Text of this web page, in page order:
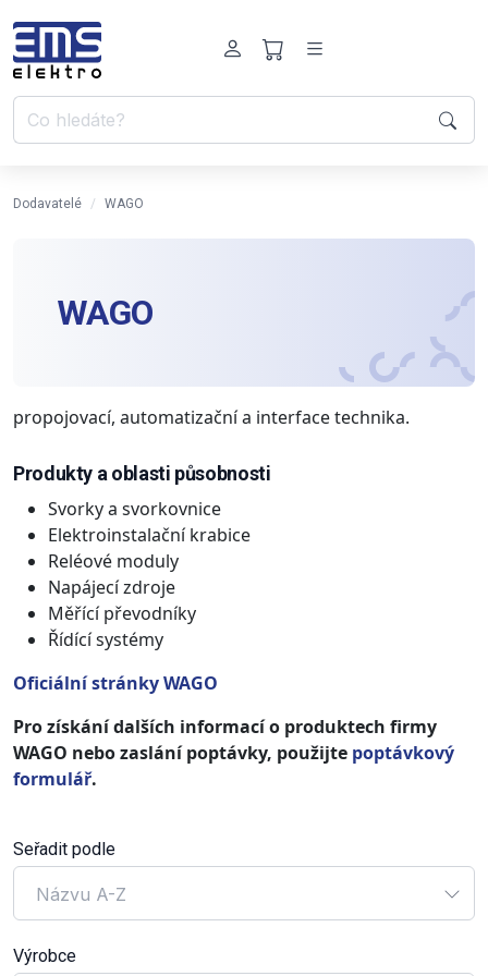
Dodavatelé WAGO
WAGO
propojovací, automatizační a interface technika.
Produkty a oblasti působnosti
Svorky a svorkovnice
Elektroinstalační krabice
Reléové moduly
Napájecí zdroje
Měřící převodníky
Řídící systémy
Oficiální stránky WAGO
Pro získání dalších informací o produktech firmy
WAGO nebo zaslání poptávky, použijte poptávkový
formulář.
Seřadit podle
Názvu A-Z
Výrobce